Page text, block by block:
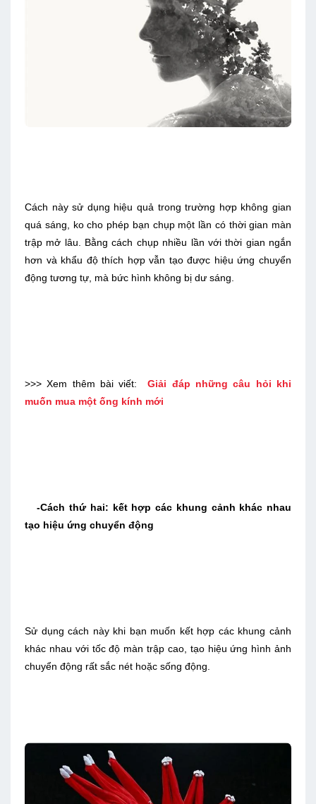
Cách này sử dụng hiệu quả trong trường hợp không gian
quá sáng, ko cho phép bạn chụp một lần có thời gian màn
trập mở lâu. Bằng cách chụp nhiều lần với thời gian ngắn
hơn và khẩu độ thích hợp vẫn tạo được hiệu ứng chuyển
động tương tự, mà bức hình không bị dư sáng.
>>> Xem thêm bài viết:Giải đáp những câu hỏi khi
muốn mua một ống kính mới
-Cách thứ hai: kết hợp các khung cảnh khác nhau
tạo hiệu ứng chuyển động
Sử dụng cách này khi bạn muốn kết hợp các khung cảnh
khác nhau với tốc độ màn trập cao, tạo hiệu ứng hình ảnh
chuyển động rất sắc nét hoặc sống động.